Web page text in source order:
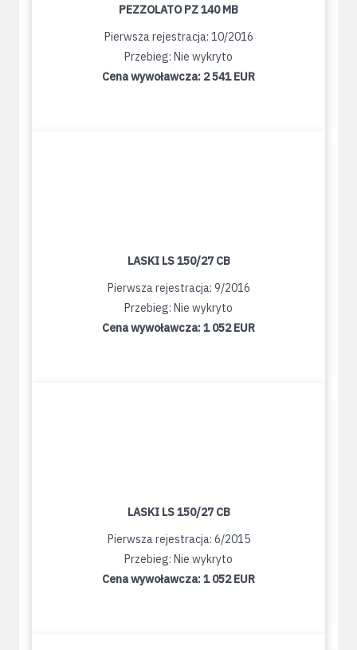
PEZZOLATO PZ 140 MB
Pierwsza rejestracja: 10/2016
Przebieg: Nie wykryto
Cena wywoławcza: 2 541 EUR
LASKI LS 150/27 CB
Pierwsza rejestracja: 9/2016
Przebieg: Nie wykryto
Cena wywoławcza:1 052 EUR
LASKI LS 150/27 CB
Pierwsza rejestracja: 6/2015
Przebieg: Nie wykryto
Cena wywoławcza:1 052 EUR